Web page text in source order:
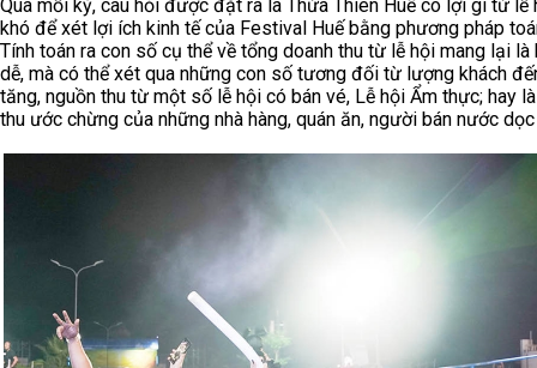
Qua mỗi kỳ, câu hỏi được đặt ra là Thừa Thiên Huế có lợi gì từ lễ
khó để xét lợi ích kinh tế của Festival Huế bằng phương pháp
Tính toán ra con số cụ thể về tổng doanh thu từ lễ hội mang lại là
dễ, mà có thể xét qua những con số tương đối từ lượng khách
tăng, nguồn thu từ một số lễ hội có bán vé, Lễ hội Ẩm thực; hay
thu ước chừng của những nhà hàng, quán ăn, người bán nước